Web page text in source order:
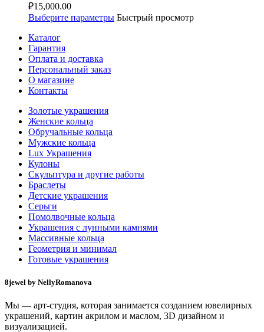
₽15,000.00
Выберите параметры Быстрый просмотр
Каталог
Гарантия
Оплата и доставка
Персональный заказ
О магазине
Контакты
Золотые украшения
Женские кольца
Обручальные кольца
Мужские кольца
Lux Украшения
Кулоны
Скульптура и другие работы
Браслеты
Детские украшения
Серьги
Помолвочные кольца
Украшения с лунными камнями
Массивные кольца
Геометрия и минимал
Готовые украшения
8jewel by NellyRomanova
Мы — арт-студия, которая занимается созданием ювелирных
украшений, картин акрилом и маслом, 3D дизайном и
визуализацией.